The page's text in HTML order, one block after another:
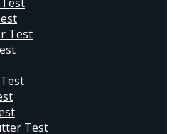
Test
Test